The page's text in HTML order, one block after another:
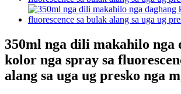
350ml nga dili makahilo nga
kolor nga spray sa
alang sa uga ug presko nga